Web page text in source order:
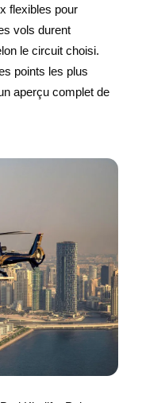
flexibles pour
vols durent
le circuit choisi.
points les plus
aperçu complet de